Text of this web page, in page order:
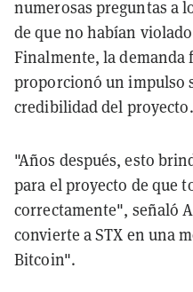
numerosas preguntas a
de que no habían
Finalmente, la demanda
proporcionó un impulso
credibilidad del proyecto.
"Años después, esto
para el proyecto de que
correctamente", señaló
convierte a STX en una
Bitcoin".